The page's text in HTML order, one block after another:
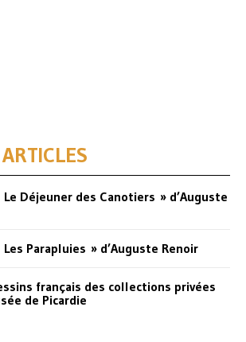
Déjeuner des Canotiers » d’Auguste
Parapluies » d’Auguste Renoir
français des collections privées
de Picardie